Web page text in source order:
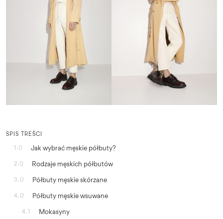
SPIS TREŚCI
1.0
Jak wybrać męskie półbuty?
2.0 Rodzaje męskich półbutów
3.0 Półbuty męskie skórzane
4.0 Półbuty męskie wsuwane
4.1 Mokasyny